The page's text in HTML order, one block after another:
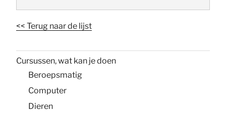
<< Terug naar de lijst
Cursussen, wat kan je doen
Beroepsmatig
Computer
Dieren